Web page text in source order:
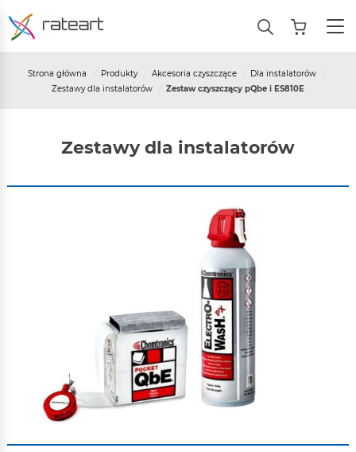
Strona główna Produkty Akcesoria czyszczące Dla instalatorów
Zestawy dla instalatorów
Zestaw czyszczący pQbe i ES810E
Zestawy dla instalatorów